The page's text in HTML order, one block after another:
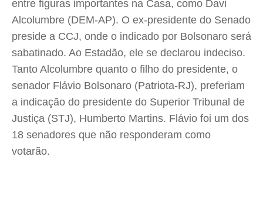
entre figuras importantes na Casa, como Davi
Alcolumbre (DEM-AP). O ex-presidente do Senado
preside a CCJ, onde o indicado por Bolsonaro será
sabatinado. Ao Estadão, ele se declarou indeciso.
Tanto Alcolumbre quanto o filho do presidente, o
senador Flávio Bolsonaro (Patriota-RJ), preferiam
a indicação do presidente do Superior Tribunal de
Justiça (STJ), Humberto Martins. Flávio foi um dos
18 senadores que não responderam como
votarão.